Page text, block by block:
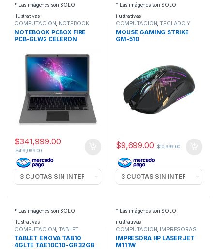
* Las imágenes son SOLO
ilustrativas
COMPUTACION, NOTEBOOK
NOTEBOOK PCBOX FIRE
PCB-GLW2 CELERON
$341,999.00
$419,999.00
* Las imágenes son SOLO
ilustrativas
COMPUTACION,TECLADO Y
MOUSE
MOUSE GAMING STRIKE
GM-510
$9,699.00 $10,999.00
* Las imágenes son SOLO
ilustrativas
COMPUTACION,TABLET
TABLET ENOVA TAB10
4GLTE TAE10C10-GR 32GB
* Las imágenes son SOLO
ilustrativas
COMPUTACION, IMPRESORAS
IMPRESORA HP LASER JET
M111W